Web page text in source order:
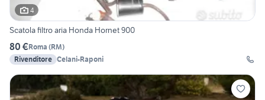
4
Scatola filtro aria Honda Hornet 900
80 €Roma (RM)
Rivenditore Celani-Raponi